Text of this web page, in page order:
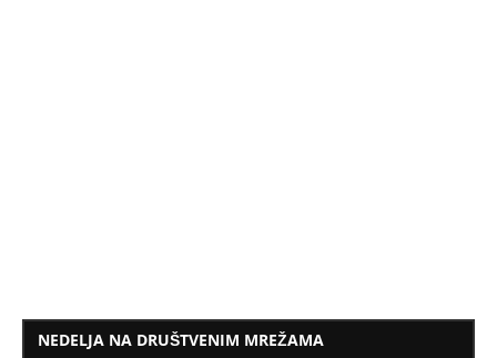
NEDELJA NA DRUŠTVENIM MREŽAMA